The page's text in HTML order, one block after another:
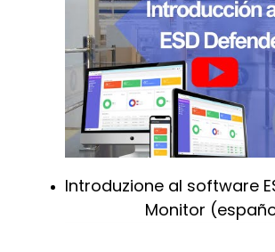
Introduzione al software
Monitor